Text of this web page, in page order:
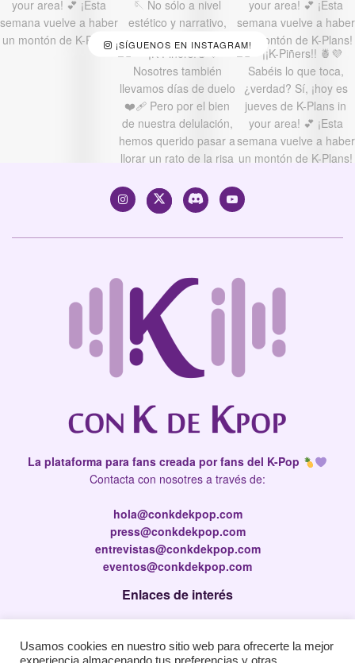
¡SÍGUENOS EN INSTAGRAM!
La plataforma para fans creada por fans del K-Pop
Contacta con nosotres a través de:
hola@conkdekpop.com
press@conkdekpop.com
entrevistas@conkdekpop.com
eventos@conkdekpop.com
Enlaces de interés
Política de privacidad
Usamos cookies en nuestro sitio web para ofrecerte la mejor